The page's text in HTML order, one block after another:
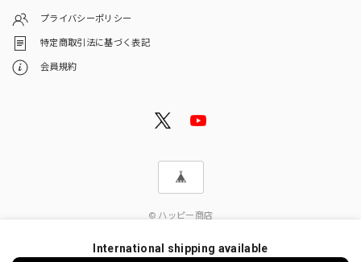
プライバシーポリシー
特定商取引法に基づく表記
会員規約
© ハッピー商店
International shipping available